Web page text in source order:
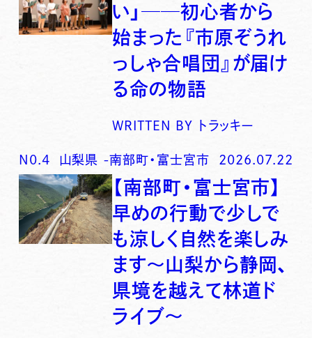
い」──初心者から
始まった『市原ぞうれ
っしゃ合唱団』が届け
る命の物語
WRITTEN BY トラッキー
N0. 4 山梨県 -南部町・富士宮市 2026.07.22
【南部町・富士宮市】
早めの行動で少しで
も涼しく自然を楽しみ
ます〜山梨から静岡、
県境を越えて林道ド
ライブ〜